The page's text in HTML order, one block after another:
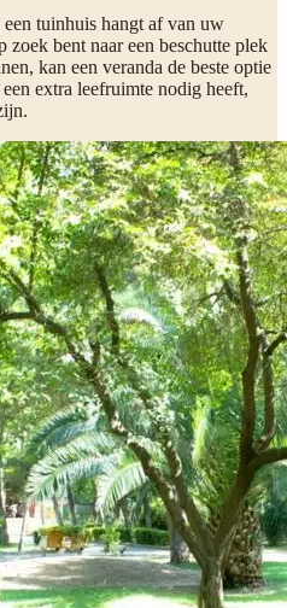
een tuinhuis hangt af van uw
bent naar een beschutte plek
kan een veranda de beste optie
extra leefruimte nodig heeft,